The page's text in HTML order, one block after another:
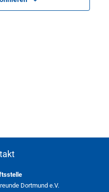
Dortmund e.V.